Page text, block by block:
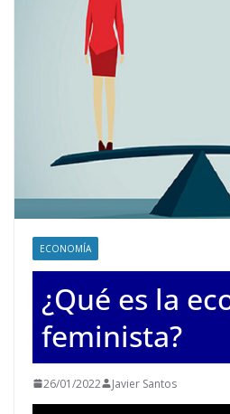
ECONOMÍA
¿Qué es la
feminista?
26/01/2022 Javier Santos